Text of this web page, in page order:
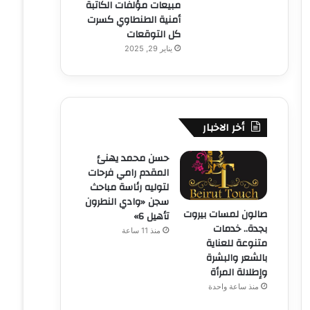
مبيعات مؤلفات الكاتبة
أمنية الطنطاوي كسرت
كل التوقعات
يناير 29, 2025
أخر الاخبار
صالون لمسات بيروت
بجدة.. خدمات
متنوعة للعناية
بالشعر والبشرة
وإطلالة المرأة
منذ ساعة واحدة
حسن محمد يهنئ
المقدم رامي فرحات
لتوليه رئاسة مباحث
سجن «وادي النطرون
تأهيل 6»
منذ 11 ساعة